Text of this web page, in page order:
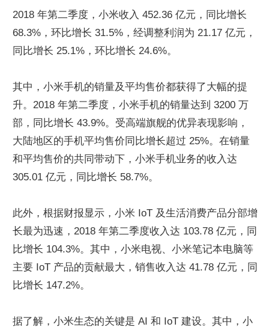
2018 年第二季度，小米收入 452.36 亿元，同比增长
68.3%，环比增长 31.5%，经调整利润为 21.17 亿元，
同比增长 25.1%，环比增长 24.6%。
其中，小米手机的销量及平均售价都获得了大幅的提
升。2018 年第二季度，小米手机的销量达到 3200 万
部，同比增长 43.9%。受高端旗舰的优异表现影响，
大陆地区的手机平均售价同比增长超过 25%。在销量
和平均售价的共同带动下，小米手机业务的收入达
305.01 亿元，同比增长 58.7%。
此外，根据财报显示，小米 IoT 及生活消费产品分部增
长最为迅速，2018 年第二季度收入达 103.78 亿元，同
比增长 104.3%。其中，小米电视、小米笔记本电脑等
主要 IoT 产品的贡献最大，销售收入达 41.78 亿元，同
比增长 147.2%。
据了解，小米生态的关键是 AI 和 IoT 建设。其中，小